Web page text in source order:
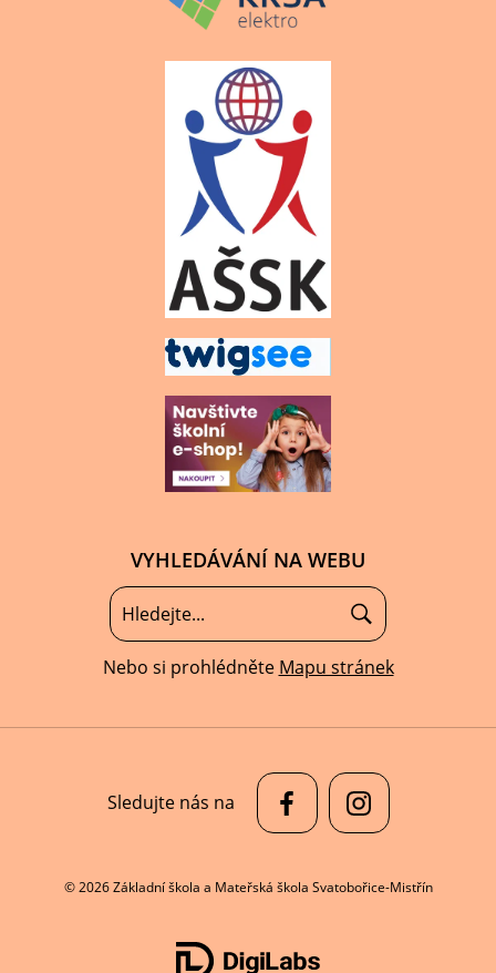
VYHLEDÁVÁNÍ NA WEBU
Nebo si prohlédněte Mapu stránek
© 2026 Základní škola a Mateřská škola Svatobořice-Mistřín
Sledujte nás na